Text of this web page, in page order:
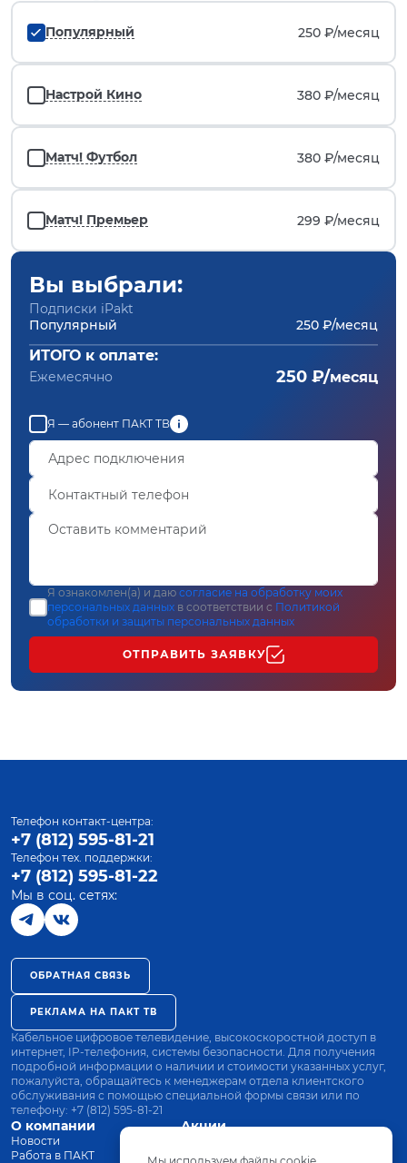
Популярный 250 ₽/месяц
Настрой Кино 380 ₽/месяц
Матч! Футбол 380 ₽/месяц
Матч! Премьер 299 ₽/месяц
Вы выбрали:
Подписки iPakt
Популярный
250 ₽/месяц
ИТОГО к оплате:
Ежемесячно 250 ₽/месяц
Я — абонент ПАКТ ТВ
Я ознакомлен(а) и даю согласие на обработку моих
персональных данных в соответствии с Политикой
обработки и защиты персональных данных
ОТПРАВИТЬ ЗАЯВКУ
О компании
Новости
Работа в ПАКТ
Акции
Оплата
Телефон контакт-центра:
+7 (812) 595-81-21
Телефон тех. поддержки:
+7 (812) 595-81-22
Мы в соц. сетях:
ОБРАТНАЯ СВЯЗЬ
РЕКЛАМА НА ПАКТ ТВ
Кабельное цифровое телевидение, высокоскоростной доступ в
интернет, IP-телефония, системы безопасности. Для получения
подробной информации о наличии и стоимости указанных услуг,
пожалуйста, обращайтесь к менеджерам отдела клиентского
обслуживания с помощью специальной формы связи или по
телефону: +7 (812) 595-81-21